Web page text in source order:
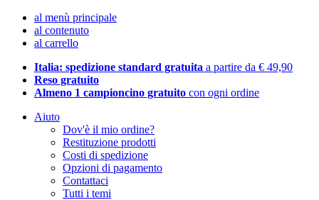
al menù principale
al contenuto
al carrello
Italia: spedizione standard gratuita a partire da € 49,90
Reso gratuito
Almeno 1 campioncino gratuito con ogni ordine
Aiuto
Dov'è il mio ordine?
Restituzione prodotti
Costi di spedizione
Opzioni di pagamento
Contattaci
Tutti i temi